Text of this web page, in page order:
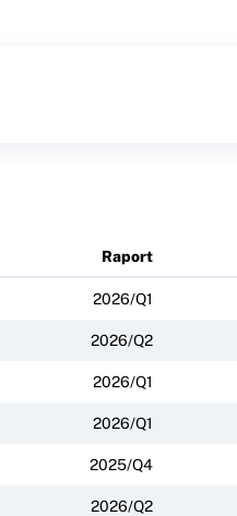
Raport
2026/Q1
2026/Q2
2026/Q1
2026/Q1
2025/Q4
2026/Q2